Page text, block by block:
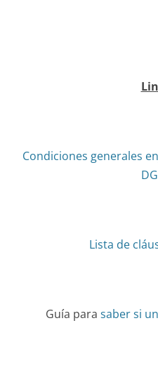
Condiciones generales
Lista de
Guía para saber si